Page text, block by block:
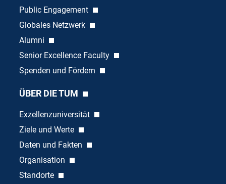
Public Engagement
Globales Netzwerk
Alumni
Senior Excellence Faculty
Spenden und Fördern
ÜBER DIE TUM
Exzellenzuniversität
Ziele und Werte
Daten und Fakten
Organisation
Standorte